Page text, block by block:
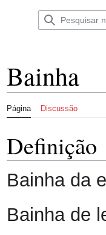
Bainha
Página Discussão
Definição
Bainha da
Bainha de